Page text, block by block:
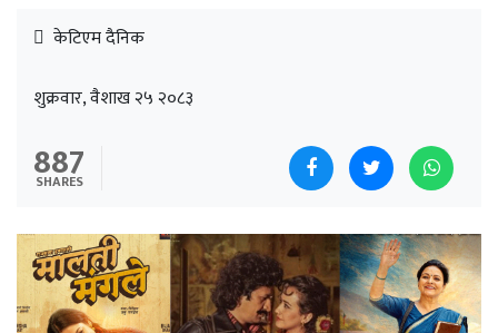
केटिएम दैनिक
शुक्रवार, वैशाख २५ २०८३
887
SHARES